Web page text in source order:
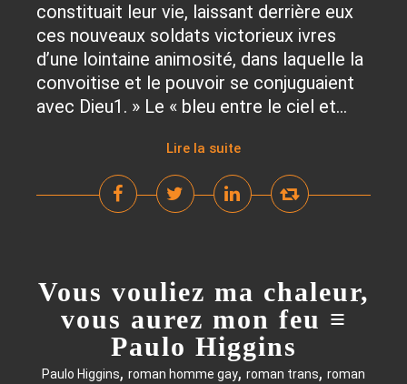
constituait leur vie, laissant derrière eux
ces nouveaux soldats victorieux ivres
d’une lointaine animosité, dans laquelle la
convoitise et le pouvoir se conjuguaient
avec Dieu1. » Le « bleu entre le ciel et...
Lire la suite
Vous vouliez ma chaleur,
vous aurez mon feu ≡
Paulo Higgins
Paulo Higgins, roman homme gay, roman trans, roman